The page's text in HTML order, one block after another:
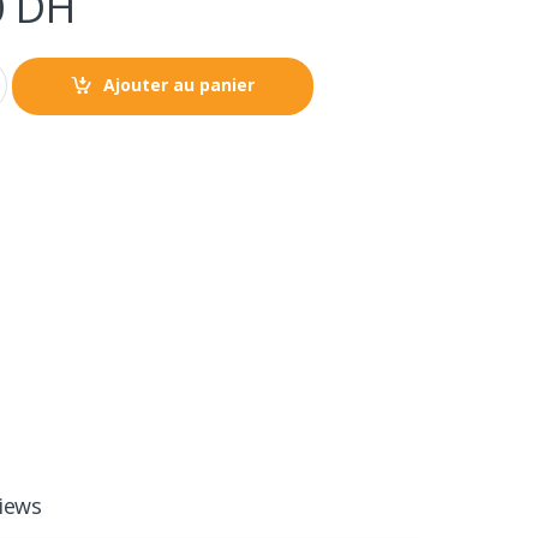
Ajouter au panier